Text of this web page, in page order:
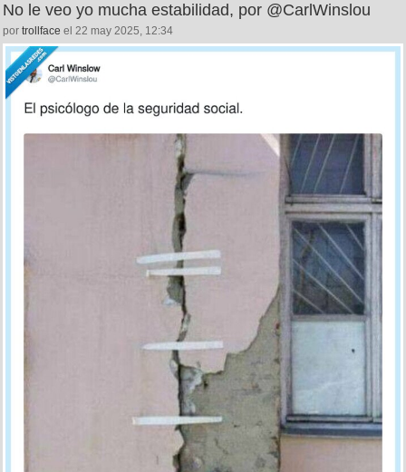
No le veo yo mucha estabilidad, por @CarlWinslou
por trollface el 22 may 2025, 12:34